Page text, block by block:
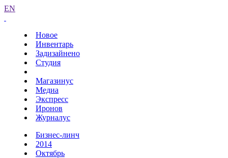
EN
Новое
Инвентарь
Задизайнено
Студия
Магазинус
Медиа
Экспресс
Иронов
Журналус
Бизнес-линч
2014
Октябрь